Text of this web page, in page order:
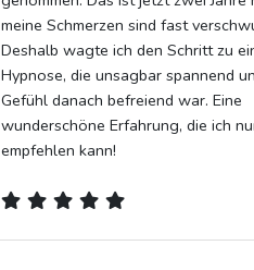
meine Schmerzen sind fast
Deshalb wagte ich den Schritt zu
Hypnose, die unsagbar spannend
Gefühl danach befreiend war. Eine
wunderschöne Erfahrung, die ich
empfehlen kann!